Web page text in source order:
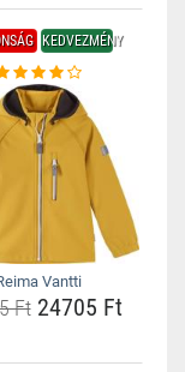
KEDVEZMÉNY
Vantti
Ft24705 Ft